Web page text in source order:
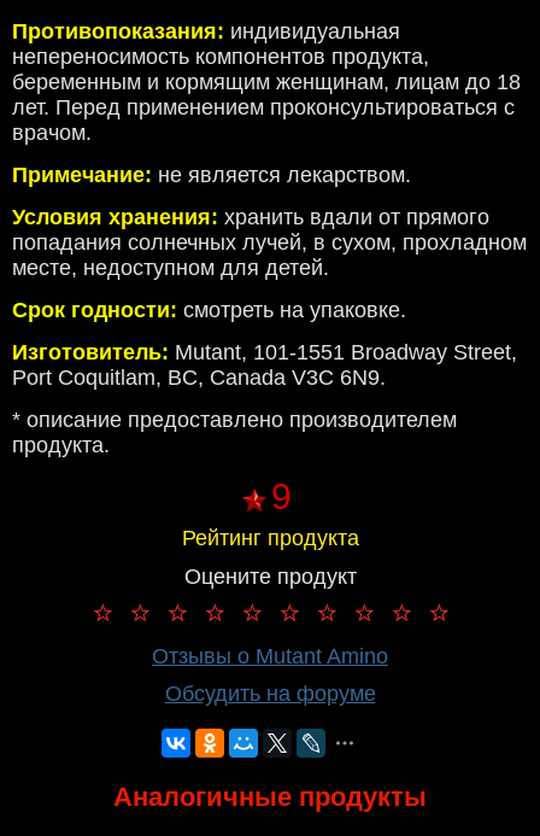
Противопоказания: индивидуальная
непереносимость компонентов продукта,
беременным и кормящим женщинам, лицам до 18
лет. Перед применением проконсультироваться с
врачом.
Примечание: не является лекарством.
Условия хранения: хранить вдали от прямого
попадания солнечных лучей, в сухом, прохладном
месте, недоступном для детей.
Срок годности: смотреть на упаковке.
Изготовитель: Mutant, 101-1551 Broadway Street,
Port Coquitlam, BC, Canada V3C 6N9.
* описание предоставлено производителем
продукта.
9
Рейтинг продукта
Оцените продукт
Отзывы о Mutant Amino
Обсудить на форуме
Аналогичные продукты